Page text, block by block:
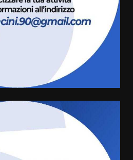
2026 08:00
beni comuni e
attiva: online
per la gestione
della Villetta di
de “L’Albergo
Il rapimento”
2026 06:15